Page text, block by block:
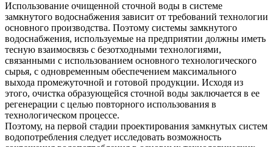
Использование очищенной сточной воды в системе
замкнутого водоснабжения зависит от требований технологии
основного производства. Поэтому системы замкнутого
водоснабжения, используемые на предприятии должны иметь
тесную взаимосвязь с безотходными технологиями,
связанными с использованием основного технологического
сырья, с одновременным обеспечением максимального
выхода промежуточной и готовой продукции. Исходя из
этого, очистка образующейся сточной воды заключается в ее
регенерации с целью повторного использования в
технологическом процессе.
Поэтому, на первой стадии проектирования замкнутых систем
водопотребления следует исследовать возможность